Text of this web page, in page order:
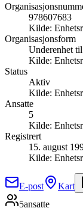
978607683
Kilde:
Organisasjonsform
Underenhet
Kilde:
Status
Aktiv
Kilde:
Ansatte
5
Kilde:
Registrert
15. august
Kilde:
E-post Kart
5ansatte